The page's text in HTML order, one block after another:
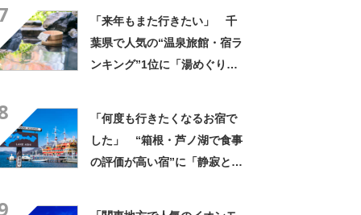
「来年もまた行きたい」 千
葉県で人気の“温泉旅館・宿ラ
ンキング”1位に「湯めぐりで
「何度も行きたくなるお宿で
した」 “箱根・芦ノ湖で食事
の評価が高い宿”に「静寂と美